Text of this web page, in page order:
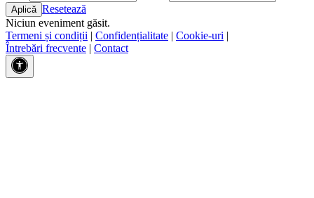
Resetează
Niciun eveniment găsit.
Termeni și condiții | Confidențialitate | Cookie-uri |
Întrebări frecvente | Contact